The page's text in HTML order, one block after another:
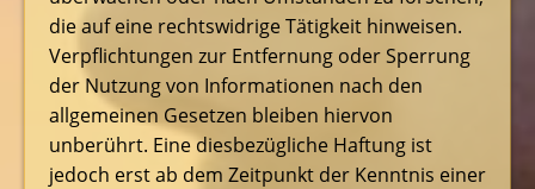
die auf eine rechtswidrige Tätigkeit hinweisen.
Verpflichtungen zur Entfernung oder Sperrung
der Nutzung von Informationen nach den
allgemeinen Gesetzen bleiben hiervon
unberührt. Eine diesbezügliche Haftung ist
jedoch erst ab dem Zeitpunkt der Kenntnis einer